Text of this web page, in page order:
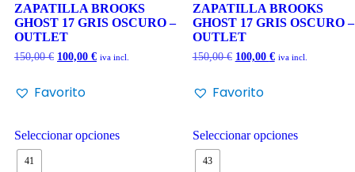
ZAPATILLA BROOKS
GHOST 17 GRIS OSCURO –
OUTLET
150,00€ 100,00 € iva incl.
Favorito
Seleccionar opciones
41
ZAPATILLA BROOKS
GHOST 17 GRIS OSCURO –
OUTLET
150,00€ 100,00 € iva incl.
Favorito
Seleccionar opciones
43